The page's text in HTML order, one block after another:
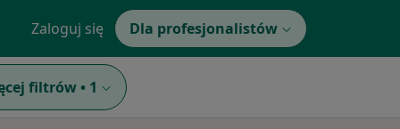
Zaloguj się Dla profesjonalistów
filtrów • 1